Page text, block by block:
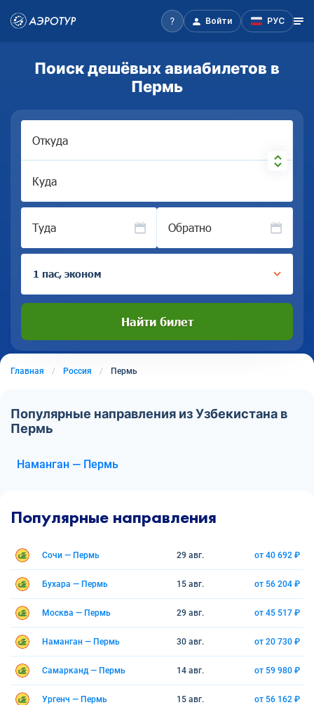
Войти РУС
Поиск дешёвых авиабилетов в
Пермь
Откуда
Куда
Туда Обратно
1 пас, эконом
Найти билет
Главная Россия Пермь
Популярные направления из Узбекистана в
Пермь
Наманган — Пермь
Популярные направления
Сочи — Пермь 29 авг. от 40 692 ₽
Бухара — Пермь 15 авг. от 56 204 ₽
Москва — Пермь 29 авг. от 45 517 ₽
Наманган — Пермь 30 авг. от 20 730 ₽
Самарканд — Пермь 14 авг. от 59 980 ₽
Ургенч — Пермь 15 авг. от 56 162 ₽